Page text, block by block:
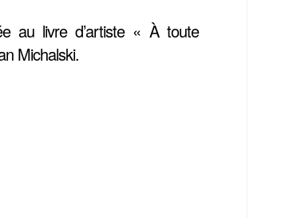
au livre d’artiste « À toute
Michalski.